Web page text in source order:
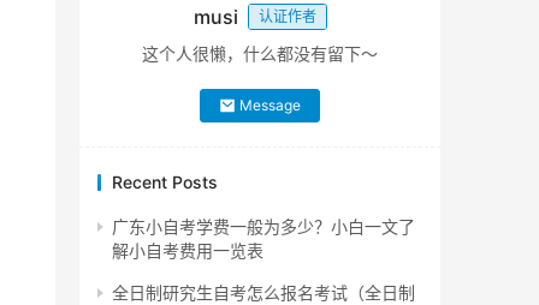
musi 认证作者
这个人很懒，什么都没有留下～
Message
Recent Posts
广东小自考学费一般为多少？小白一文了
解小自考费用一览表
全日制研究生自考怎么报名考试（全日制